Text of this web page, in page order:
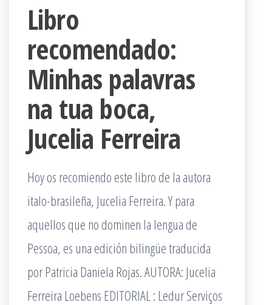
Libro
recomendado:
Minhas palavras
na tua boca,
Jucelia Ferreira
Hoy os recomiendo este libro de la autora
italo-brasileña, Jucelia Ferreira. Y para
aquellos que no dominen la lengua de
Pessoa, es una edición bilingüe traducida
por Patricia Daniela Rojas. AUTORA: Jucelia
Ferreira Loebens EDITORIAL : Ledur Serviços